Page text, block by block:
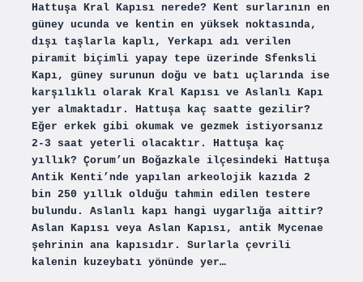
Hattuşa Kral Kapısı nerede? Kent surlarının en
güney ucunda ve kentin en yüksek noktasında,
dışı taşlarla kaplı, Yerkapı adı verilen
piramit biçimli yapay tepe üzerinde Sfenksli
Kapı, güney surunun doğu ve batı uçlarında ise
karşılıklı olarak Kral Kapısı ve Aslanlı Kapı
yer almaktadır. Hattuşa kaç saatte gezilir?
Eğer erkek gibi okumak ve gezmek istiyorsanız
2-3 saat yeterli olacaktır. Hattuşa kaç
yıllık? Çorum’un Boğazkale ilçesindeki Hattuşa
Antik Kenti’nde yapılan arkeolojik kazıda 2
bin 250 yıllık olduğu tahmin edilen testere
bulundu. Aslanlı kapı hangi uygarlığa aittir?
Aslan Kapısı veya Aslan Kapısı, antik Mycenae
şehrinin ana kapısıdır. Surlarla çevrili
kalenin kuzeybatı yönünde yer…